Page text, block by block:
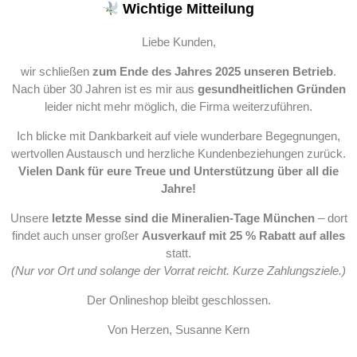
Wichtige Mitteilung
Liebe Kunden,
wir schließen zum Ende des Jahres 2025 unseren Betrieb.
Nach über 30 Jahren ist es mir aus gesundheitlichen Gründen
leider nicht mehr möglich, die Firma weiterzuführen.
Ich blicke mit Dankbarkeit auf viele wunderbare Begegnungen,
wertvollen Austausch und herzliche Kundenbeziehungen zurück.
Vielen Dank für eure Treue und Unterstützung über all die
Jahre!
Unsere letzte Messe sind die Mineralien-Tage München– dort
findet auch unser großer Ausverkauf mit 25 % Rabatt auf alles
statt.
(Nur vor Ort und solange der Vorrat reicht. Kurze Zahlungsziele.)
Der Onlineshop bleibt geschlossen.
Von Herzen, Susanne Kern